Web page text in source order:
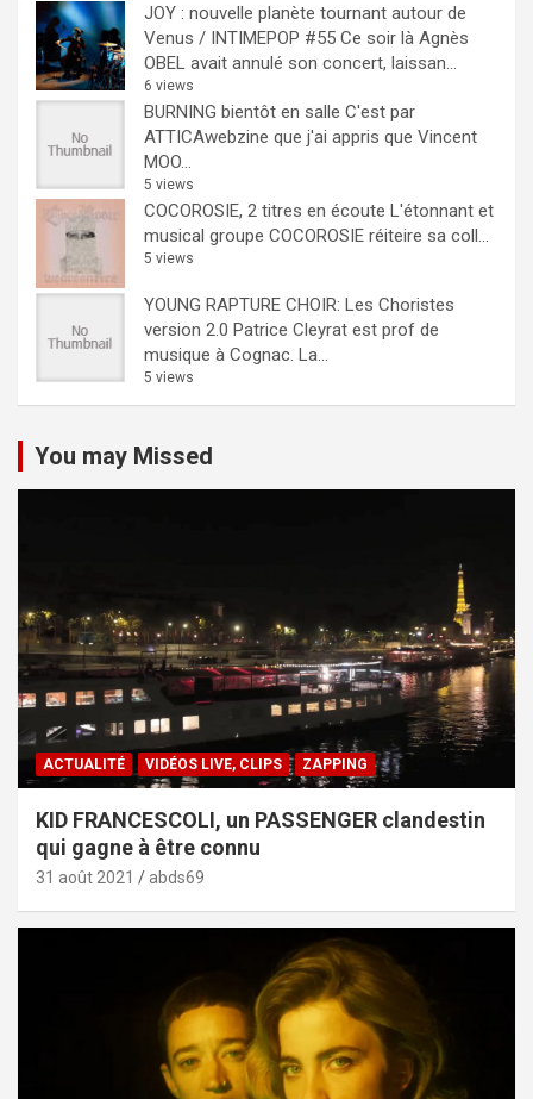
JOY : nouvelle planète tournant autour de
Venus / INTIMEPOP #55 Ce soir là Agnès
OBEL avait annulé son concert, laissan...
6 views
BURNING bientôt en salle C'est par
ATTICAwebzine que j'ai appris que Vincent
MOO...
5 views
COCOROSIE, 2 titres en écoute L'étonnant et
musical groupe COCOROSIE réiteire sa coll...
5 views
YOUNG RAPTURE CHOIR: Les Choristes
version 2.0 Patrice Cleyrat est prof de
musique à Cognac. La...
5 views
You may Missed
ACTUALITÉ VIDÉOS LIVE, CLIPS ZAPPING
KID FRANCESCOLI, un PASSENGER clandestin
qui gagne à être connu
31 août 2021 abds69